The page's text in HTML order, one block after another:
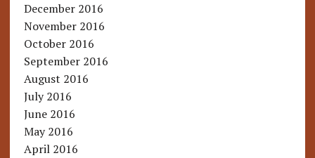
December 2016
November 2016
October 2016
September 2016
August 2016
July 2016
June 2016
May 2016
April 2016